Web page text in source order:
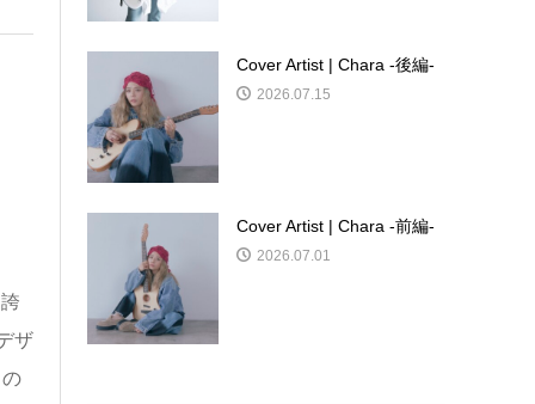
ザ
Cover Artist | Chara -後編-
2026.07.15
Cover Artist | Chara -前編-
2026.07.01